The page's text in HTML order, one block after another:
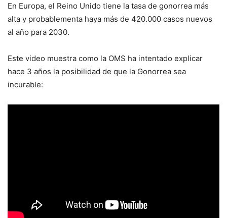
En Europa, el Reino Unido tiene la tasa de gonorrea más
alta y probablementa haya más de 420.000 casos nuevos
al año para 2030.
Este video muestra como la OMS ha intentado explicar
hace 3 años la posibilidad de que la Gonorrea sea
incurable: